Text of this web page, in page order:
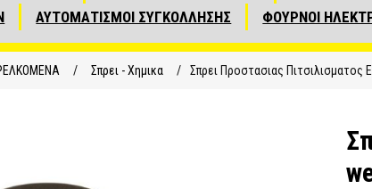
ΑΥΤΟΜΑΤΙΣΜΟΙ ΣΥΓΚΟΛΛΗΣΗΣ ΦΟΥΡΝΟΙ
/ Σπρει - Χημικα / Σπρει Προστασιας Πιτσιλισματος